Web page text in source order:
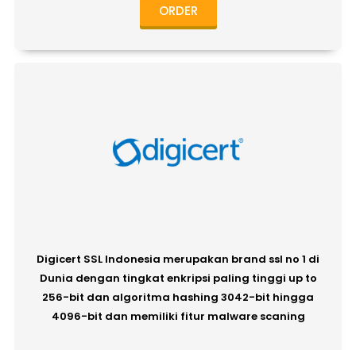
ORDER
Digicert SSL Indonesia merupakan brand ssl no 1 di
Dunia dengan tingkat enkripsi paling tinggi up to
256-bit dan algoritma hashing 3042-bit hingga
4096-bit dan memiliki fitur malware scaning